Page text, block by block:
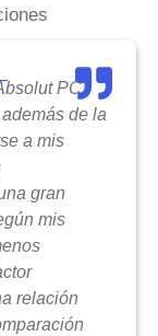
PC
de la
a mis
gran
mis
relación